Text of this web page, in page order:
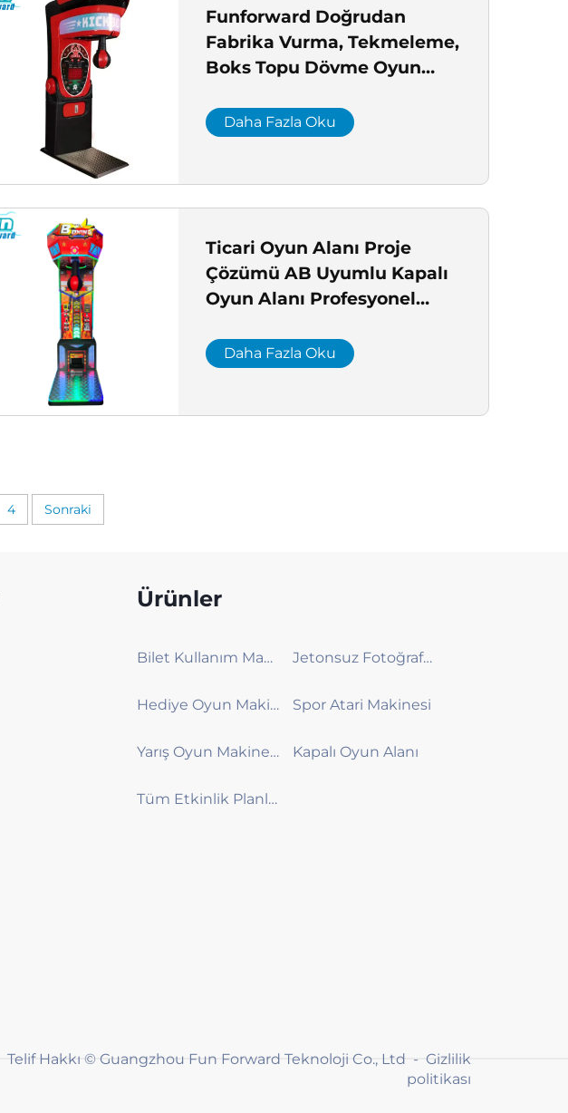
Funforward Doğrudan
Fabrika Vurma, Tekmeleme,
Boks Topu Dövme Oyun
Salonu Üreticisi
Daha Fazla Oku
Ticari Oyun Alanı Proje
Çözümü AB Uyumlu Kapalı
Oyun Alanı Profesyonel
Daha Fazla Oku
4 Sonraki
Ürünler
Bilet Kullanım Makinesi Jetonsuz Fotoğraf Kabini Makinesi
Hediye Oyun Makinesi Spor Atari Makinesi
Yarış Oyun Makinesi Kapalı Oyun Alanı
Tüm Etkinlik Planlaması
Telif Hakkı © Guangzhou Fun Forward Teknoloji Co., Ltd - Gizlilik
politikası